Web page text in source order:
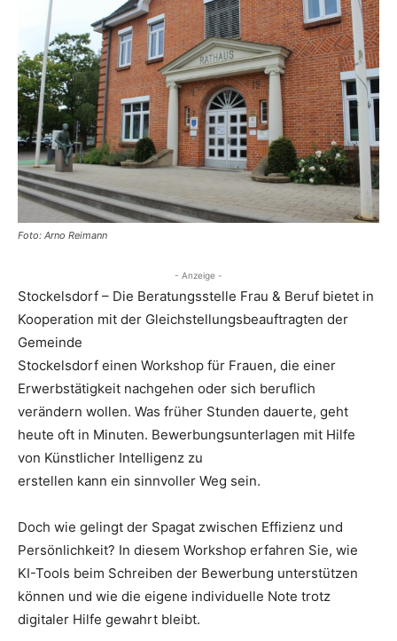
Foto: Arno Reimann
- Anzeige -
Stockelsdorf – Die Beratungsstelle Frau & Beruf bietet in
Kooperation mit der Gleichstellungsbeauftragten der
Gemeinde
Stockelsdorf einen Workshop für Frauen, die einer
Erwerbstätigkeit nachgehen oder sich beruflich
verändern wollen. Was früher Stunden dauerte, geht
heute oft in Minuten. Bewerbungsunterlagen mit Hilfe
von Künstlicher Intelligenz zu
erstellen kann ein sinnvoller Weg sein.
Doch wie gelingt der Spagat zwischen Effizienz und
Persönlichkeit? In diesem Workshop erfahren Sie, wie
KI-Tools beim Schreiben der Bewerbung unterstützen
können und wie die eigene individuelle Note trotz
digitaler Hilfe gewahrt bleibt.